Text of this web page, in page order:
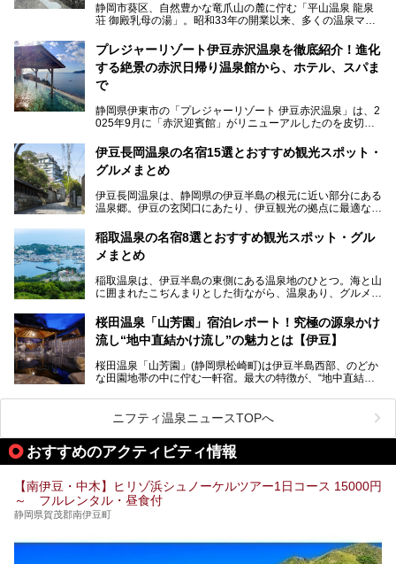
静岡市葵区、自然豊かな竜爪山の麓に佇む「平山温泉 龍泉
荘 御殿乳母の湯」。昭和33年の開業以来、多くの温泉マニ
極上温泉です。お湯はもちろん、実はグルメも揃っているん
です。多くのファンを持つ、その圧倒的なこだわりと魅力を
解説します。
プレジャーリゾート伊豆赤沢温泉を徹底紹介！進化
する絶景の赤沢日帰り温泉館から、ホテル、スパま
で
静岡県伊東市の「プレジャーリゾート 伊豆赤沢温泉」は、2
025年9月に「赤沢迎賓館」がリニューアルしたのを皮切り
館」、「RED 28 HOTEL」がリニューアル。さらにこのあ
とグランピング施設のGRAX EARTH FIELD（グラックスア
ースフィールド）、大型屋内アミューズメント施設のPLEA
予定。
ャー施設など、現在リニューアルオープンしている施設を中
心に、家族連れでも大人だけでも、おひとりさまでも多彩な
楽しみ方ができる「プレジャーリゾート 伊豆赤沢温泉」を
───
この記事はプレジャーリゾート 伊豆赤沢温泉のPR記事で
す。
伊豆長岡温泉の名宿15選とおすすめ観光スポット・
グルメまとめ
伊豆長岡温泉は、静岡県の伊豆半島の根元に近い部分にある
温泉郷。伊豆の玄関口にあたり、伊豆観光の拠点に最適な立
ちろん日帰りでも楽しめるのが魅力です。
この記事では、伊豆長岡温泉の歴史や魅力、おすすめの宿を
る温泉施設も紹介します！
稲取温泉の名宿8選とおすすめ観光スポット・グル
メまとめ
稲取温泉は、伊豆半島の東側にある温泉地のひとつ。海と山
に囲まれたこぢんまりとした街ながら、温泉あり、グルメあ
京からは約2時間30分、直通電車もありアクセスしやすいの
もうれしいところ。
入れる温泉施設、チェックしたい観光スポットやアクティビ
ティなどを一挙にまとめピックアップ。伊豆稲取温泉を訪れ
桜田温泉「山芳園」宿泊レポート！究極の源泉かけ
流し“地中直結かけ流し”の魅力とは【伊豆】
桜田温泉「山芳園」(静岡県松崎町)は伊豆半島西部、のどか
な田園地帯の中に佇む一軒宿。最大の特徴が、“地中直結か
地下に眠る源泉を加水・加温・消毒無し、さらには途中過程
で空気にも触れさせることなく浴槽まで提供。「究極の源泉
かけ流し」と言っても決して過言ではありません。
今回、桜田温泉「山芳園」の“温泉”を中心に、その魅力を詳
細レポート。また口コミの評判も非常に高い宿であり、客室
や食事も併せて徹底紹介します！
ニフティ温泉ニュースTOPへ
おすすめのアクティビティ情報
【南伊豆・中木】ヒリゾ浜シュノーケルツアー1日コース 15000円
～ フルレンタル・昼食付
静岡県賀茂郡南伊豆町